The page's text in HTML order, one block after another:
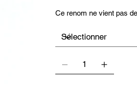
Ce renom ne vient pas